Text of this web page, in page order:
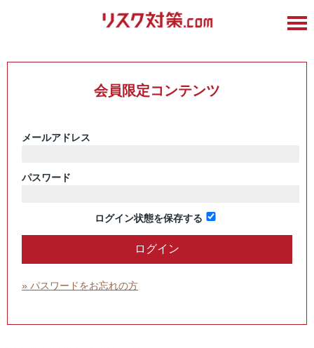
会員限定コンテンツ
メールアドレス
パスワード
ログイン状態を保存する
» パスワードをお忘れの方